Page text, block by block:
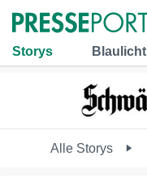
Storys Blaulicht
Alle Storys